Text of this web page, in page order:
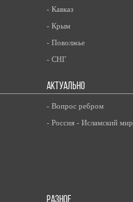
- Кавказ
- Крым
- Поволжье
- СНГ
АКТУАЛЬНО
- Вопрос ребром
- Россия - Исламский мир